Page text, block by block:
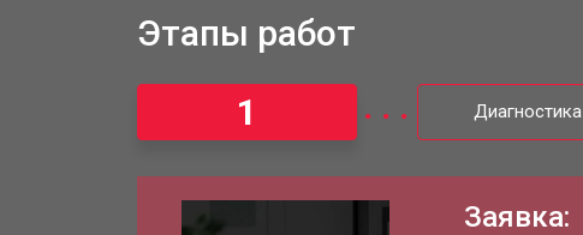
Замена затвора фотоаппарата Fujifilm
Этапы работ
1
Диагностика
Заявка: